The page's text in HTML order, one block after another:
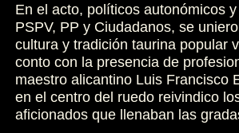
En el acto, políticos autonómicos
PSPV, PP y Ciudadanos, se
cultura y tradición taurina popular
conto con la presencia de
maestro alicantino Luis Francisco
en el centro del ruedo reivindico
aficionados que llenaban las